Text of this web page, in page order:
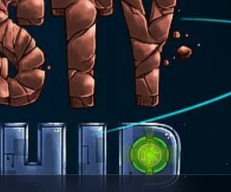
天堂 剑网3旗舰版 新天龙八部
王权与自由 诛仙世界 新仙侠5